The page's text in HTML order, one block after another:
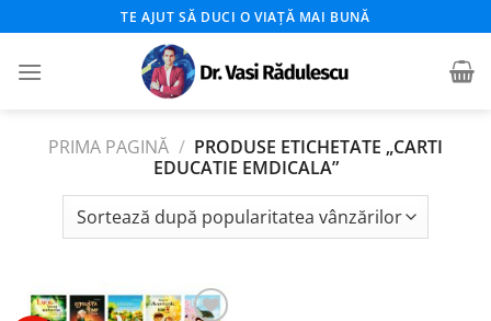
to
content
TE AJUT SĂ DUCI O VIAȚĂ MAI BUNĂ
PRIMA PAGINĂ / PRODUSE ETICHETATE „CARTI
EDUCATIE EMDICALA”